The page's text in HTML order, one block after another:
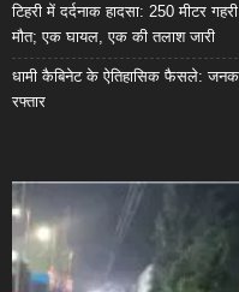
टिहरी में दर्दनाक हादसा: 250 मीटर
मौत; एक घायल, एक की तलाश जारी
धामी कैबिनेट के ऐतिहासिक फैसले:
रफ्तार